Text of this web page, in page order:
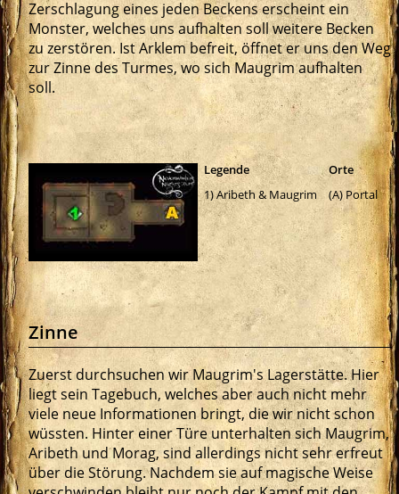
Zerschlagung eines jeden Beckens erscheint ein
Monster, welches uns aufhalten soll weitere Becken
zu zerstören. Ist Arklem befreit, öffnet er uns den Weg
zur Zinne des Turmes, wo sich Maugrim aufhalten
soll.
Legende
1) Aribeth & Maugrim
Orte
(A) Portal
Zinne
Zuerst durchsuchen wir Maugrim's Lagerstätte. Hier
liegt sein Tagebuch, welches aber auch nicht mehr
viele neue Informationen bringt, die wir nicht schon
wüssten. Hinter einer Türe unterhalten sich Maugrim,
Aribeth und Morag, sind allerdings nicht sehr erfreut
über die Störung. Nachdem sie auf magische Weise